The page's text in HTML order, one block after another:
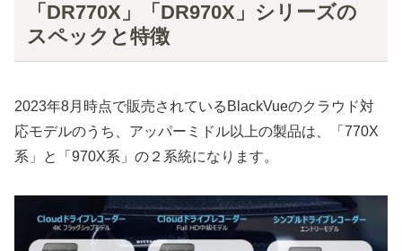
「DR770X」「DR970X」シリーズの
スペックと特徴
2023年8月時点で販売されているBlackVueのクラウド対
応モデルのうち、アッパーミドル以上の製品は、「770X
系」と「970X系」の２系統になります。